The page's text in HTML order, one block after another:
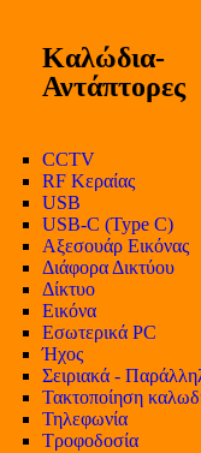
Καλώδια-
Αντάπτορες
CCTV
RF Κεραίας
USB
USB-C (Type C)
Αξεσουάρ Εικόνας
Διάφορα Δικτύου
Δίκτυο
Εικόνα
Εσωτερικά PC
Ήχος
Σειριακά -
Τακτοποίηση
Τηλεφωνία
Τροφοδοσία